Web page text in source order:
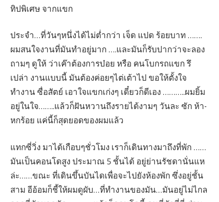
ทิปพิเศษ จากแขก
ประจำ…ที่วันๆหนึ่งได้ไม่ต่ำกว่า เจ็ด แปด ร้อยบาท …….
ผมสนใจงานที่มันทำอยู่มาก ….และมันก็รับปากว่าจะลอง
ถามๆ ดูให้ ว่าเค๊าต้องการบ๋อย หรือ คนโบกรถแขก รึ
เปล่า งานแบบนี้ มันต้องค่อยๆไต่เต้าไป ขอให้ตั้งใจ
ทำงาน ซื่อสัตย์ เอาใจแขกเก่งๆ เดี๋ยวก็ดีเอง ………..ผมยิ้ม
อยู่ในใจ……..แล้วก็ฝันหวานถึงรายได้งามๆ วันละ ซัก ห้า-
หกร้อย แค่นี้ก็สุดยอดของผมแล้ว
แทกซี่วิ่ง มาได้เกือบๆชั่วโมง เราก็เดินทางมาถึงที่พัก ……
มันเป็นคอนโดสูง ประมาณ 5 ชั้นได้ อยู่ย่านรัชดานั่นแห
ล่ะ……ขณะ ที่เดินขึ้นบันไดเพื่อจะไปยังห้องพัก ซึ่งอยู่ชั้น
สาม อีอ้อมก็ชี้ให้ผมดูผับ…ที่ทำงานของมัน…มันอยู่ไม่ไกล